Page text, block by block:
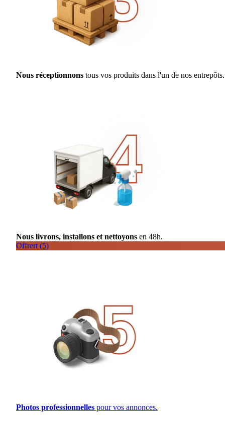
Nous réceptionnons tous vos produits dans l'un de nos entrepôts.
Nous livrons, installons et nettoyons en 48h.
Offrert (5)
Photos professionnelles pour vos annonces.